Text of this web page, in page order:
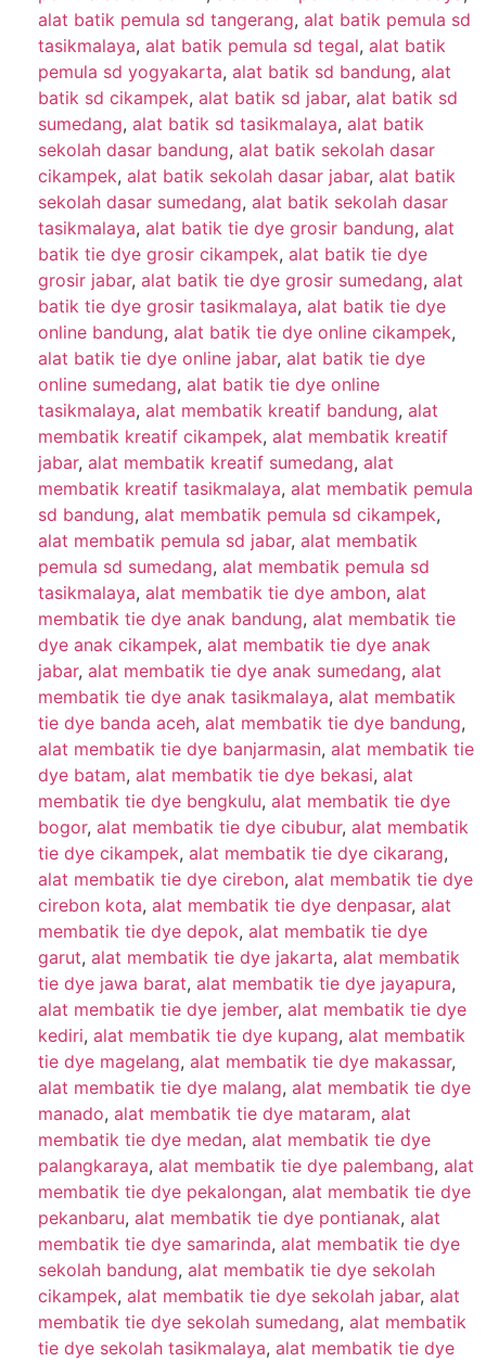
alat batik pemula sd tangerang, alat batik pemula sd
tasikmalaya, alat batik pemula sd tegal, alat batik
pemula sd yogyakarta, alat batik sd bandung, alat
batik sd cikampek, alat batik sd jabar, alat batik sd
sumedang, alat batik sd tasikmalaya, alat batik
sekolah dasar bandung, alat batik sekolah dasar
cikampek, alat batik sekolah dasar jabar, alat batik
sekolah dasar sumedang, alat batik sekolah dasar
tasikmalaya, alat batik tie dye grosir bandung, alat
batik tie dye grosir cikampek, alat batik tie dye
grosir jabar, alat batik tie dye grosir sumedang, alat
batik tie dye grosir tasikmalaya, alat batik tie dye
online bandung, alat batik tie dye online cikampek,
alat batik tie dye online jabar, alat batik tie dye
online sumedang, alat batik tie dye online
tasikmalaya, alat membatik kreatif bandung, alat
membatik kreatif cikampek, alat membatik kreatif
jabar, alat membatik kreatif sumedang, alat
membatik kreatif tasikmalaya, alat membatik pemula
sd bandung, alat membatik pemula sd cikampek,
alat membatik pemula sd jabar, alat membatik
pemula sd sumedang, alat membatik pemula sd
tasikmalaya, alat membatik tie dye ambon, alat
membatik tie dye anak bandung, alat membatik tie
dye anak cikampek, alat membatik tie dye anak
jabar, alat membatik tie dye anak sumedang, alat
membatik tie dye anak tasikmalaya, alat membatik
tie dye banda aceh, alat membatik tie dye bandung,
alat membatik tie dye banjarmasin, alat membatik tie
dye batam, alat membatik tie dye bekasi, alat
membatik tie dye bengkulu, alat membatik tie dye
bogor, alat membatik tie dye cibubur, alat membatik
tie dye cikampek, alat membatik tie dye cikarang,
alat membatik tie dye cirebon, alat membatik tie dye
cirebon kota, alat membatik tie dye denpasar, alat
membatik tie dye depok, alat membatik tie dye
garut, alat membatik tie dye jakarta, alat membatik
tie dye jawa barat, alat membatik tie dye jayapura,
alat membatik tie dye jember, alat membatik tie dye
kediri, alat membatik tie dye kupang, alat membatik
tie dye magelang, alat membatik tie dye makassar,
alat membatik tie dye malang, alat membatik tie dye
manado, alat membatik tie dye mataram, alat
membatik tie dye medan, alat membatik tie dye
palangkaraya, alat membatik tie dye palembang, alat
membatik tie dye pekalongan, alat membatik tie dye
pekanbaru, alat membatik tie dye pontianak, alat
membatik tie dye samarinda, alat membatik tie dye
sekolah bandung, alat membatik tie dye sekolah
cikampek, alat membatik tie dye sekolah jabar, alat
membatik tie dye sekolah sumedang, alat membatik
tie dye sekolah tasikmalaya, alat membatik tie dye